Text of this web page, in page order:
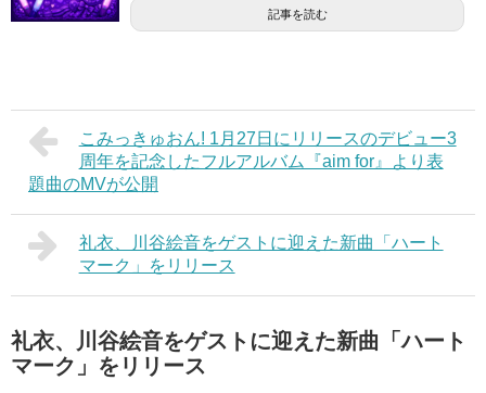
記事を読む
こみっきゅおん! 1月27日にリリースのデビュー3
周年を記念したフルアルバム『aim for』より表
題曲のMVが公開
礼衣、川谷絵音をゲストに迎えた新曲「ハート
マーク」をリリース
礼衣、川谷絵音をゲストに迎えた新曲「ハート
マーク」をリリース